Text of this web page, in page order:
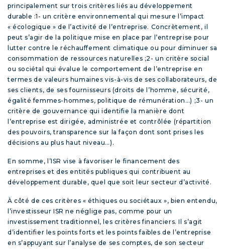
principalement sur trois critères liés au développement
durable :1-un critère environnemental qui mesure l’impact
« écologique » de l’activité de l’entreprise. Concrètement, il
peut s’agir de la politique mise en place par l’entreprise pour
lutter contre le réchauffement climatique ou pour diminuer sa
consommation de ressources naturelles ;2-un critère social
ou sociétal qui évalue le comportement de l’entreprise en
termes de valeurs humaines vis-à-vis de ses collaborateurs, de
ses clients, de ses fournisseurs (droits de l’homme, sécurité,
égalité femmes-hommes, politique de rémunération…) ;3-un
critère de gouvernance qui identifie la manière dont
l’entreprise est dirigée, administrée et contrôlée (répartition
des pouvoirs, transparence sur la façon dont sont prises les
décisions au plus haut niveau…).
En somme, l’ISR vise à favoriser le financement des
entreprises et des entités publiques qui contribuent au
développement durable, quel que soit leur secteur d’activité.
À côté de ces critères « éthiques ou sociétaux », bien entendu,
l’investisseur ISR ne néglige pas, comme pour un
investissement traditionnel, les critères financiers. Il s’agit
d’identifier les points forts et les points faibles de l’entreprise
en s’appuyant sur l’analyse de ses comptes, de son secteur